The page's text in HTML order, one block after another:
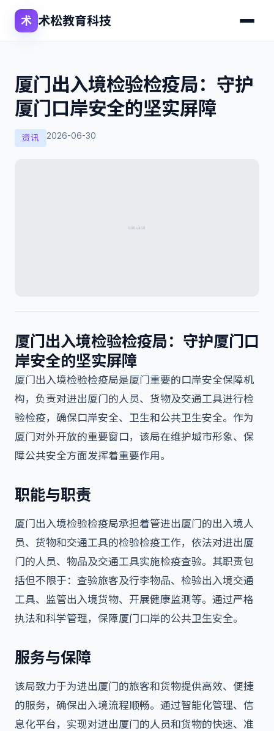
术 术松教育科技
厦门出入境检验检疫局：守护
厦门口岸安全的坚实屏障
资讯 2026-06-30
厦门出入境检验检疫局：守护厦门口
岸安全的坚实屏障
厦门出入境检验检疫局是厦门重要的口岸安全保障机
构，负责对进出厦门的人员、货物及交通工具进行检
验检疫，确保口岸安全、卫生和公共卫生安全。作为
厦门对外开放的重要窗口，该局在维护城市形象、保
障公共安全方面发挥着重要作用。
职能与职责
厦门出入境检验检疫局承担着管进出厦门的出入境人
员、货物和交通工具的检验检疫工作，依法对进出厦
门的人员、物品及交通工具实施检疫查验。其职责包
括但不限于：查验旅客及行李物品、检验出入境交通
工具、监管出入境货物、开展健康监测等。通过严格
执法和科学管理，保障厦门口岸的公共卫生安全。
服务与保障
该局致力于为进出厦门的旅客和货物提供高效、便捷
的服务，确保出入境流程顺畅。通过智能化管理、信
息化平台，实现对进出厦门的人员和货物的快速、准